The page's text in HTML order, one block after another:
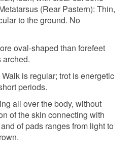
(Rear Pastern): Thin,
to the ground. No
oval-shaped than forefeet
arched.
Walk is regular; trot is energetic
periods.
all over the body, without
of the skin connecting with
of pads ranges from light to